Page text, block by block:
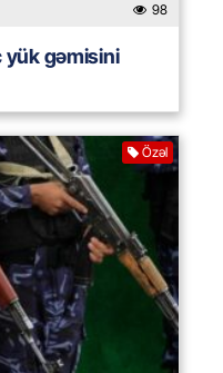
98
yük gəmisini
Özəl